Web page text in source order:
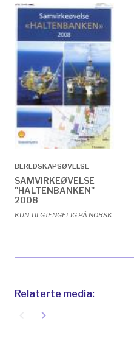
BEREDSKAPSØVELSE
SAMVIRKEØVELSE
"HALTENBANKEN"
2008
KUN TILGJENGELIG PÅ NORSK
Relaterte media:
navigate_next